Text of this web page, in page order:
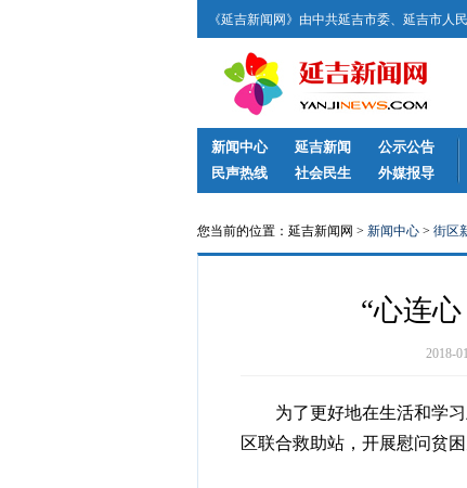
《延吉新闻网》由中共延吉市委、延吉市
新闻中心 延吉新闻 公示公告
民声热线
社会民生 外媒报导
您当前的位置：延吉新闻网 > 新闻中心 > 街区
“心连
2018-
为了更好地在生活和学习
区联合救助站，开展慰问贫困